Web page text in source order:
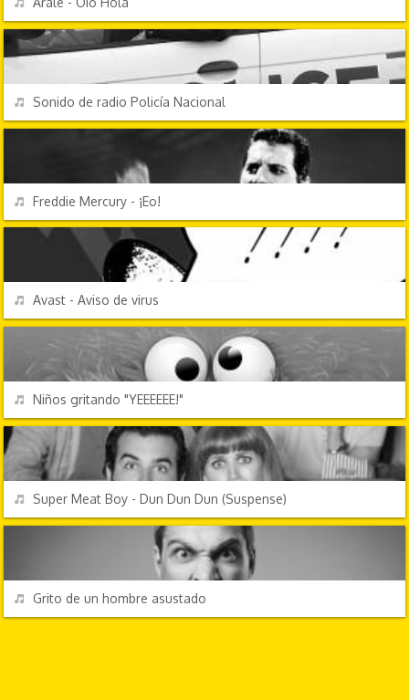
REPRODUCIR
Sonido de radio Policía Nacional
REPRODUCIR
Freddie Mercury - ¡Eo!
REPRODUCIR
Avast - Aviso de virus
REPRODUCIR
Niños gritando "YEEEEEE!"
REPRODUCIR
Super Meat Boy - Dun Dun Dun (Suspense)
REPRODUCIR
Grito de un hombre asustado